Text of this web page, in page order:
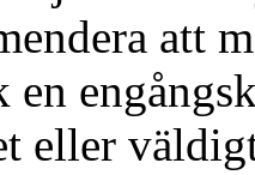
att
eller